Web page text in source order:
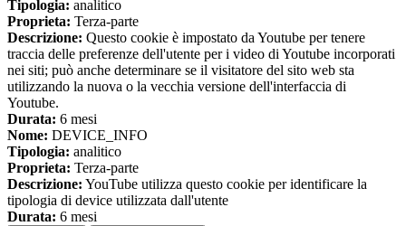
Tipologia: analitico
Proprieta: Terza-parte
Descrizione: Questo cookie è impostato da Youtube per tenere
traccia delle preferenze dell'utente per i video di Youtube incorporati
nei siti; può anche determinare se il visitatore del sito web sta
utilizzando la nuova o la vecchia versione dell'interfaccia di
Youtube.
Durata: 6 mesi
Nome: DEVICE_INFO
Tipologia: analitico
Proprieta: Terza-parte
Descrizione: YouTube utilizza questo cookie per identificare la
tipologia di device utilizzata dall'utente
Durata: 6 mesi